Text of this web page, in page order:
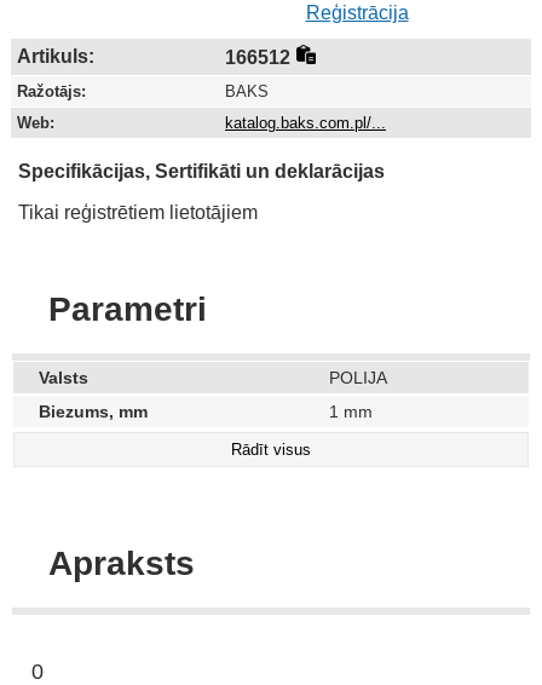
Reģistrācija
Artikuls: 166512
Ražotājs:
BAKS
Web:
katalog.baks.com.pl/...
Specifikācijas, Sertifikāti un deklarācijas
Tikai reģistrētiem lietotājiem
Parametri
Valsts
POLIJA
Biezums, mm
1 mm
Rādīt visus
Apraksts
0